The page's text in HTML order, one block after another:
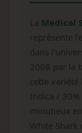
La Medical
représente
dans
2008 par la
cette variété
Indica /
minutieux
White Shark